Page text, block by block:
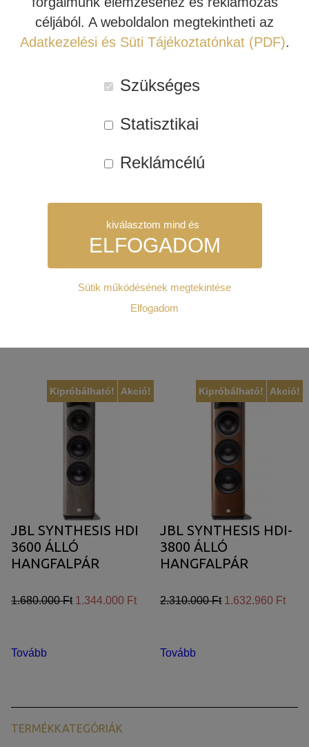
Tovább Tovább
Akció!
Kipróbálható!
JBL SYNTHESIS HDI-
4500 CENTER
(ÁR/DARAB)
735.840 Ft
JBL SYNTHESIS HDI-
1200P AKTÍV
MÉLYSUGÁRZÓ
1.428.000 Ft 968.100 Ft
Akció!
Kipróbálható!
JBL SYNTHESIS HDI
3600 ÁLLÓ
HANGFALPÁR
1.680.000 Ft 1.344.000 Ft
Tovább
Akció!
Kipróbálható!
JBL SYNTHESIS HDI-
3800 ÁLLÓ
HANGFALPÁR
2.310.000 Ft 1.632.960 Ft
Tovább
TERMÉKKATEGÓRIÁK
INDIANA LINE
céljából. A weboldalon megtekintheti az
Adatkezelési és Süti Tájékoztatónkat (PDF).
Szükséges
Statisztikai
Reklámcélú
kiválasztom mind és
ELFOGADOM
Ezek nélkül a weboldalt nem lehet megtekinteni.
A weboldal statisztikáinak elemzésével tudjuk weboldalunkat
hatékonyabbá tenni, hogy a lehető legmagasabb felhasználói
élményt nyújtsuk kedves látogatóinknak. Ezért gyűjtünk
statisztikai adatokat a Google Analytics segítségével, amely
kizárólag az IP címeket tárolja a személyes adatok közül.
Azért települnek ezek a sütik, hogy a felhasználót számára
egyedi, releváns, érdeklődési körébe tartozó
reklámajánlatokkal tudjuk megcélozni.
Sütik működésének megtekintése
Elfogadom